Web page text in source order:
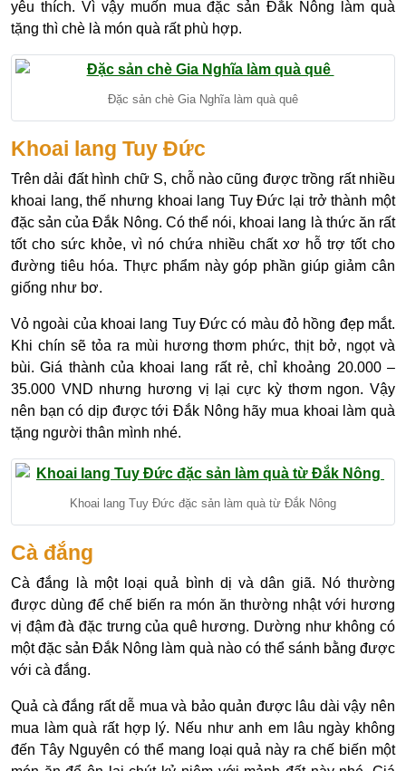
yêu thích. Vì vậy muốn mua đặc sản Đắk Nông làm quà
tặng thì chè là món quà rất phù hợp.
Đặc sản chè Gia Nghĩa làm quà quê
Khoai lang Tuy Đức
Trên dải đất hình chữ S, chỗ nào cũng được trồng rất nhiều
khoai lang, thế nhưng khoai lang Tuy Đức lại trở thành một
đặc sản của Đắk Nông. Có thể nói, khoai lang là thức ăn rất
tốt cho sức khỏe, vì nó chứa nhiều chất xơ hỗ trợ tốt cho
đường tiêu hóa. Thực phẩm này góp phần giúp giảm cân
giống như bơ.
Vỏ ngoài của khoai lang Tuy Đức có màu đỏ hồng đẹp mắt.
Khi chín sẽ tỏa ra mùi hương thơm phức, thịt bở, ngọt và
bùi. Giá thành của khoai lang rất rẻ, chỉ khoảng 20.000 –
35.000 VND nhưng hương vị lại cực kỳ thơm ngon. Vậy
nên bạn có dịp được tới Đắk Nông hãy mua khoai làm quà
tặng người thân mình nhé.
Khoai lang Tuy Đức đặc sản làm quà từ Đắk Nông
Cà đắng
Cà đắng là một loại quả bình dị và dân giã. Nó thường
được dùng để chế biến ra món ăn thường nhật với hương
vị đậm đà đặc trưng của quê hương. Dường như không có
một đặc sản Đắk Nông làm quà nào có thể sánh bằng được
với cà đắng.
Quả cà đắng rất dễ mua và bảo quản được lâu dài vậy nên
mua làm quà rất hợp lý. Nếu như anh em lâu ngày không
đến Tây Nguyên có thể mang loại quả này ra chế biến một